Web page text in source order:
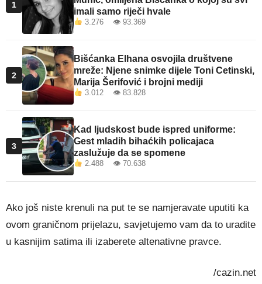
1
imali samo riječi hvale
3.276 👁 93.369
2
Bišćanka Elhana osvojila društvene
mreže: Njene snimke dijele Toni Cetinski,
Marija Šerifović i brojni mediji
3.012 👁 83.828
3
Kad ljudskost bude ispred uniforme:
Gest mladih bihaćkih policajaca
zaslužuje da se spomene
2.488 👁 70.638
Ako još niste krenuli na put te se namjeravate uputiti ka
ovom graničnom prijelazu, savjetujemo vam da to uradite
u kasnijim satima ili izaberete altenativne pravce.
/cazin.net